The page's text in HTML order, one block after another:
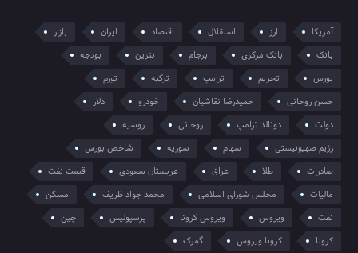
آمریکا ارز استقلال اقتصاد ایران
بازار
بانک
بانک مرکزی برجام بنزین
بودجه
بورس
تحریم ترامپ ترکیه
تورم
حسن روحانی
حمیدرضا نقاشیان خودرو
دلار
دولت
دونالد ترامپ روحانی
روسیه
رژیم صهیونیستی
سهام سوریه
شاخص بورس
صادرات
طلا عراق عربستان سعودی
قیمت نفت
مالیات
مجلس شورای اسلامی محمد جواد ظریف
مسکن
نفت
ویروس ویروس کرونا پرسپولیس
چین
کرونا
کرونا ویروس گمرک